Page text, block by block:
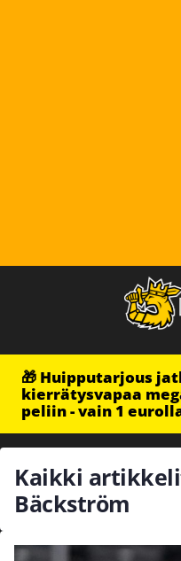
🎁 Huipputarjous
kierrätysvapaa
peliin - vain 1
Kaikki
Bäckström